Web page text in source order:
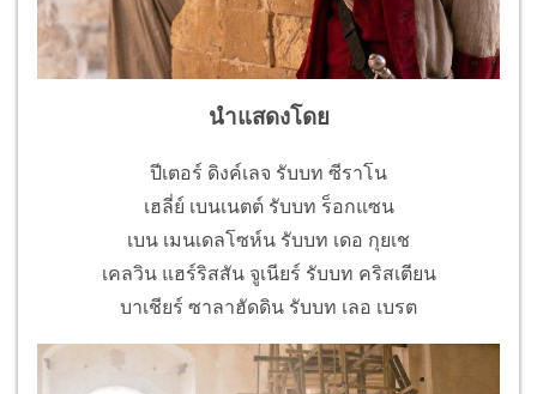
นำแสดงโดย
ปีเตอร์ ดิงค์เลจ รับบท ซีราโน
เฮลี่ย์ เบนเนตต์ รับบท ร็อกแซน
เบน เมนเดลโซห์น รับบท เดอ กุยเช
เคลวิน แฮร์ริสสัน จูเนียร์ รับบท คริสเตียน
บาเชียร์ ซาลาฮัดดิน รับบท เลอ เบรต